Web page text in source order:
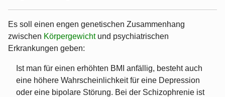
Es soll einen engen genetischen Zusammenhang
zwischen Körpergewicht und psychiatrischen
Erkrankungen geben:
Ist man für einen erhöhten BMI anfällig, besteht auch
eine höhere Wahrscheinlichkeit für eine Depression
oder eine bipolare Störung. Bei der Schizophrenie ist